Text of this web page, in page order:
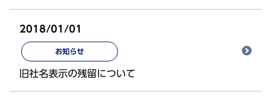
2018/01/01
お知らせ
旧社名表示の残留について